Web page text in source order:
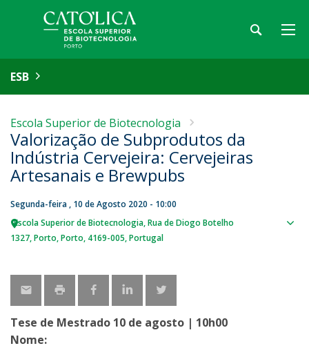
ESB
Escola Superior de Biotecnologia
Valorização de Subprodutos da
Indústria Cervejeira: Cervejeiras
Artesanais e Brewpubs
Segunda-feira , 10 de Agosto 2020 - 10:00
Escola Superior de Biotecnologia Rua de Diogo Botelho
1327 Porto Porto 4169-005 Portugal
Tese de Mestrado 10 de agosto | 10h00
Nome: